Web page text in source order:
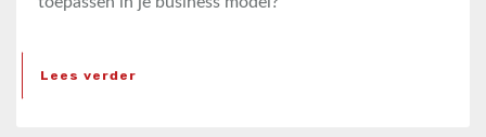
Lees verder